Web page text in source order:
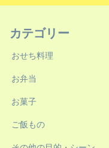
カテゴリー
おせち料理
お弁当
お菓子
ご飯もの